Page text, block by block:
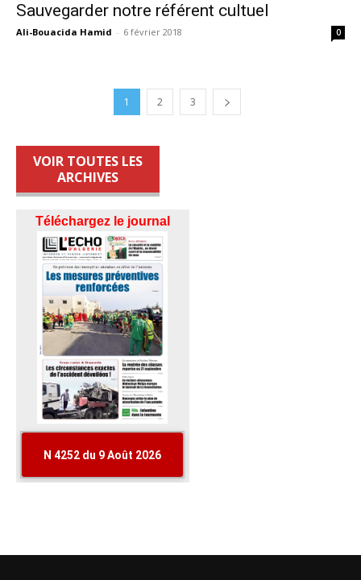
Sauvegarder notre référent cultuel
Ali-Bouacida Hamid - 6 février 2018 0
1 2 3
VOIR TOUTES LES
ARCHIVES